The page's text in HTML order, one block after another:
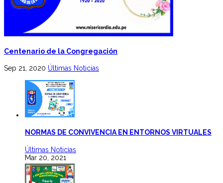
Centenario de la Congregación
Sep 21, 2020 Últimas Noticias
NORMAS DE CONVIVENCIA EN ENTORNOS VIRTUALES
Últimas Noticias
Mar 20, 2021